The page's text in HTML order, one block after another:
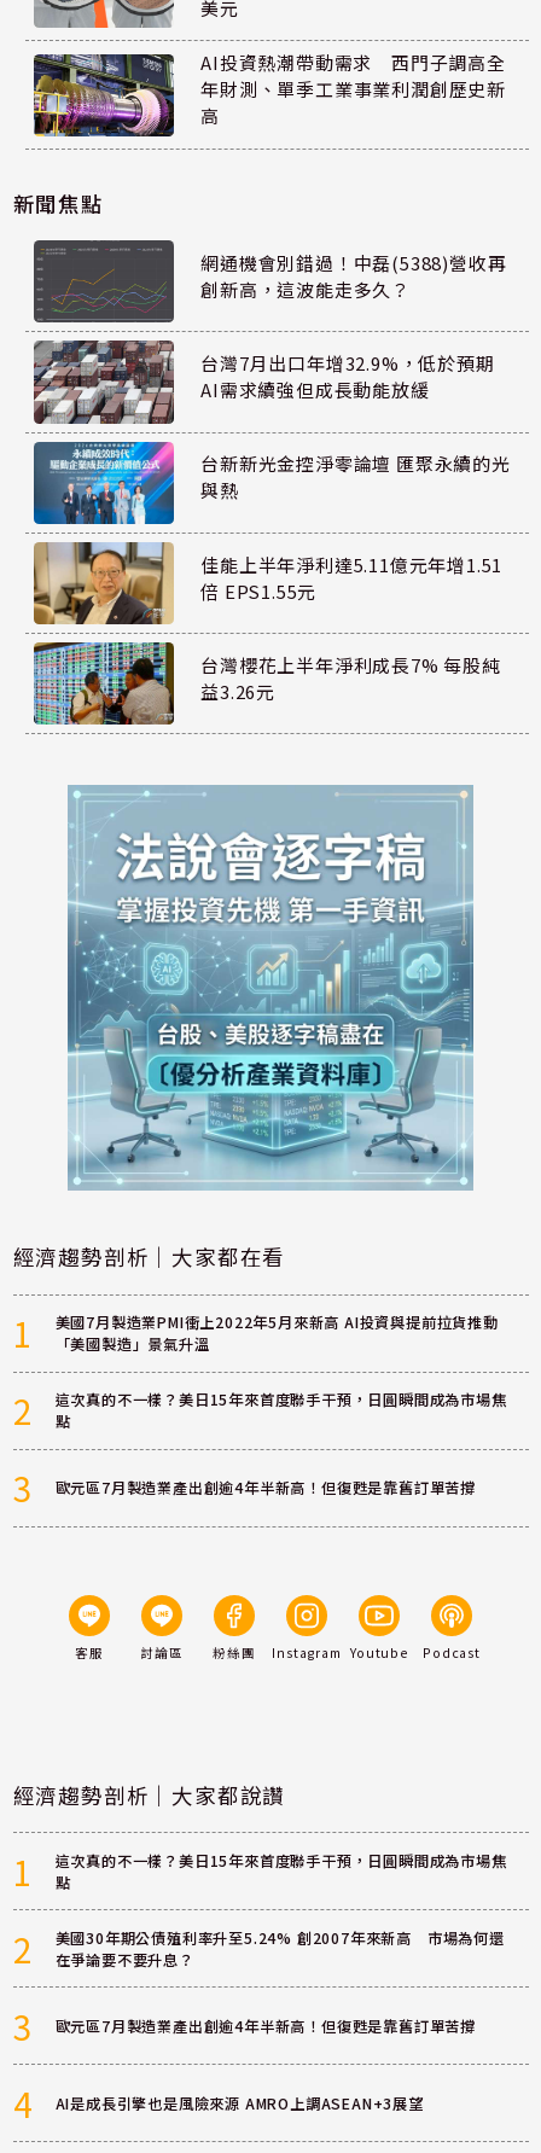
美元
AI投資熱潮帶動需求 西門子調高全
年財測、單季工業事業利潤創歷史新
高
新聞焦點
網通機會別錯過！中磊(5388)營收再
創新高，這波能走多久？
台灣7月出口年增32.9%，低於預期
AI需求續強但成長動能放緩
台新新光金控淨零論壇 匯聚永續的光
與熱
佳能上半年淨利達5.11億元年增1.51
倍 EPS1.55元
台灣櫻花上半年淨利成長7% 每股純
益3.26元
經濟趨勢剖析｜大家都在看
1
美國7月製造業PMI衝上2022年5月來新高 AI投資與提前拉貨推動
「美國製造」景氣升溫
2
這次真的不一樣？美日15年來首度聯手干預，日圓瞬間成為市場焦
點
3 歐元區7月製造業產出創逾4年半新高！但復甦是靠舊訂單苦撐
客服 討論區 粉絲團 Instagram Youtube Podcast
經濟趨勢剖析｜大家都說讚
1
這次真的不一樣？美日15年來首度聯手干預，日圓瞬間成為市場焦
點
2
美國30年期公債殖利率升至5.24% 創2007年來新高 市場為何還
在爭論要不要升息？
3 歐元區7月製造業產出創逾4年半新高！但復甦是靠舊訂單苦撐
4 AI是成長引擎也是風險來源 AMRO上調ASEAN+3展望